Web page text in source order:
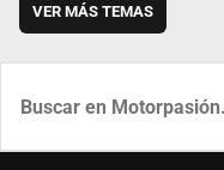
VER MÁS TEMAS